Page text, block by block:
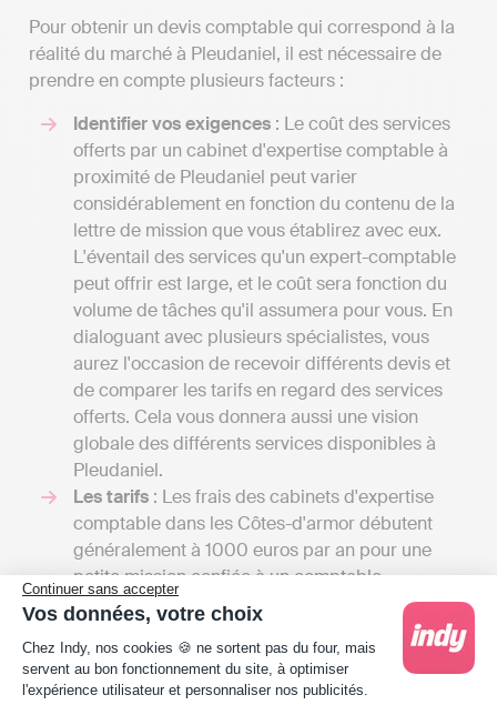
Continuer sans accepter
Vos données, votre choix
Plateforme de Gestion du Consentement :
Chez Indy, nos cookies 🍪 ne sortent pas du four, mais
servent au bon fonctionnement du site, à optimiser
l'expérience utilisateur et personnaliser nos publicités.
Pour obtenir un devis comptable qui correspond à la
réalité du marché à Pleudaniel, il est nécessaire de
prendre en compte plusieurs facteurs :
Identifier vos exigences : Le coût des services
offerts par un cabinet d'expertise comptable à
proximité de Pleudaniel peut varier
considérablement en fonction du contenu de la
lettre de mission que vous établirez avec eux.
L'éventail des services qu'un expert-comptable
peut offrir est large, et le coût sera fonction du
volume de tâches qu'il assumera pour vous. En
dialoguant avec plusieurs spécialistes, vous
aurez l'occasion de recevoir différents devis et
de comparer les tarifs en regard des services
offerts. Cela vous donnera aussi une vision
globale des différents services disponibles à
Pleudaniel.
Les tarifs : Les frais des cabinets d'expertise
comptable dans les Côtes-d'armor débutent
généralement à 1000 euros par an pour une
petite mission confiée à un comptable
indépendant et peuvent s'élever à plusieurs
milliers d'euros si votre entreprise nécessite une
comptabilité plus élaborée, y compris la gestion
de la paie, le fait de dresser un budget